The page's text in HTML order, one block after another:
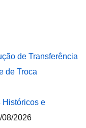
de Transferência
de Troca
Históricos e
08/2026